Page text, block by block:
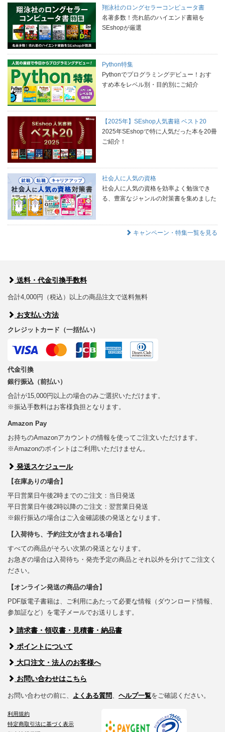
翔泳社のロングセラーコンピュータ書
名著多数！売れ筋のハイエンド書籍を
SEshopが厳選
Python特集
Pythonでプログラミングデビュー！おす
すめ本をレベル別・目的別にご紹介
【2025年】SEshop人気書籍 ベスト20
2025年SEshopで特に人気だった本を20冊
ご紹介！
社会人に人気の資格
社会人に人気の資格を効率よく勉強でき
る、豊富なジャンルの対策書を集めました
キャンペーン・特集一覧を見る
送料・代金引換手数料
合計4,000円（税込）以上の商品注文で送料無料
お支払い方法
クレジットカード（一括払い）
代金引換
銀行振込（前払い）
合計が15,000円以上の場合のみご選択いただけます。
※振込手数料はお客様負担となります。
Amazon Pay
お持ちのAmazonアカウントの情報を使ってご注文いただけます。
※Amazonのポイントはご利用いただけません。
発送スケジュール
【在庫ありの場合】
平日営業日午後2時までのご注文：当日発送
平日営業日午後2時以降のご注文：翌営業日発送
※銀行振込の場合はご入金確認後の発送となります。
【入荷待ち、予約注文が含まれる場合】
すべての商品がそろい次第の発送となります。
お急ぎの場合は入荷待ち・発売予定の商品とそれ以外を分けてご注文く
ださい。
【オンライン発送の商品の場合】
PDF版電子書籍は、ご利用にあたって必要な情報（ダウンロード情報、
参加証など）を電子メールでお送りします。
請求書・領収書・見積書・納品書
ポイントについて
大口注文・法人のお客様へ
お問い合わせはこちら
お問い合わせの前に、 よくある質問、 ヘルプ一覧をご確認ください。
利用規約
特定商取引法に基づく表示